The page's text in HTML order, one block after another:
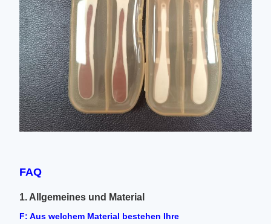
FAQ
1. Allgemeines und Material
F: Aus welchem ​​Material bestehen Ihre